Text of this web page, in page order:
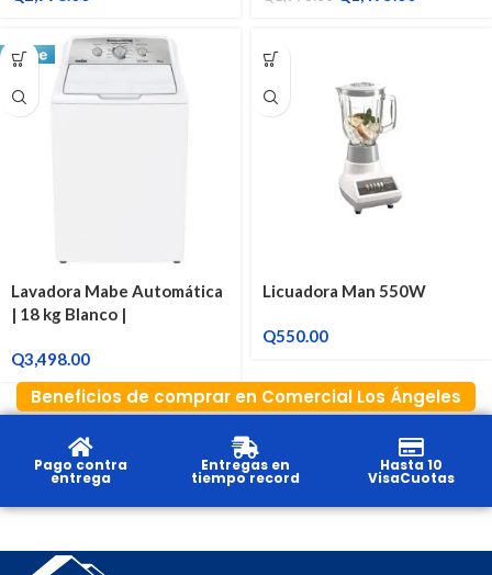
Lavadora Mabe Automática
| 18 kg Blanco |
Q3,498.00
Licuadora Man 550W
Q550.00
Beneficios de comprar en Comercial Los Ángeles
Pago contra
entrega
Entregas en
tiempo record
Hasta 10
VisaCuotas